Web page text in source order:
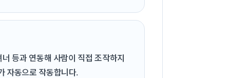
등과 연동해 사람이 직접 조작하지
자동으로 작동합니다.